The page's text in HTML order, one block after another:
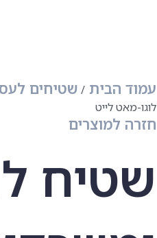
עמוד הבית שטיחים
לוגו-מאט לייט
חזרה למוצרים
שטיח